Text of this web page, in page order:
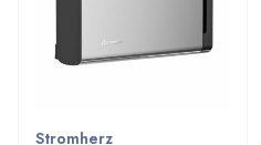
Stromherz